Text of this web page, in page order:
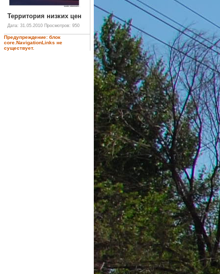
Территория низких цен
Дата: 31.05.2010 Просмотров: 950
Предупреждение: блок
core.NavigationLinks не
существует.